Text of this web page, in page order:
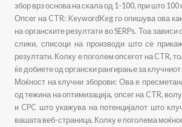
збор врз основа на скала од 1-100, при што 100
Опсег на CTR: KeywordKeg го опишува ова
на органските резултати во SERPs. Тоа зависи
слики, списоци на производи што се
резултати. Колку е поголем опсегот на CTR,
ќе добиете од органски рангирање за клучниот
Моќност на клучни зборови: Ова е
од тежина на оптимизација, опсег на CTR,
и CPC што укажува на потенцијалот што
вашата веб-страница. Колку е поголема